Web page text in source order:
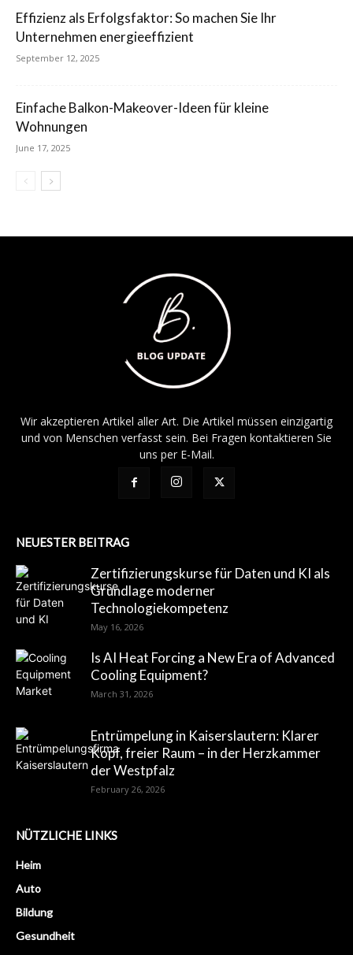
Effizienz als Erfolgsfaktor: So machen Sie Ihr
Unternehmen energieeffizient
September 12, 2025
Einfache Balkon-Makeover-Ideen für kleine
Wohnungen
June 17, 2025
Wir akzeptieren Artikel aller Art. Die Artikel müssen einzigartig
und von Menschen verfasst sein. Bei Fragen kontaktieren Sie
uns per E-Mail.
NEUESTER BEITRAG
Zertifizierungskurse für Daten und KI als
Grundlage moderner
Technologiekompetenz
May 16, 2026
Is AI Heat Forcing a New Era of Advanced
Cooling Equipment?
March 31, 2026
Entrümpelung in Kaiserslautern: Klarer
Kopf, freier Raum – in der Herzkammer
der Westpfalz
February 26, 2026
NÜTZLICHE LINKS
Heim
Auto
Bildung
Gesundheit